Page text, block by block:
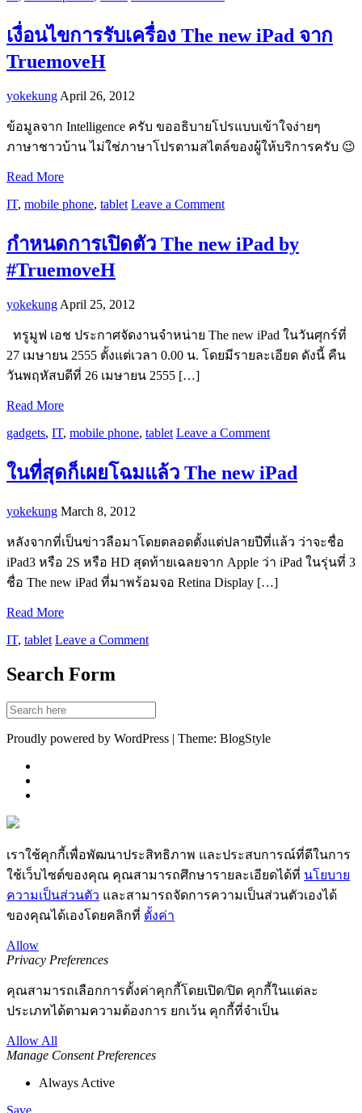
เงื่อนไขการรับเครื่อง The new iPad จาก
TruemoveH
yokekung April 26, 2012
ข้อมูลจาก Intelligence ครับ ขออธิบายโปรแบบเข้าใจง่ายๆ
ภาษาชาวบ้าน ไม่ใช่ภาษาโปรตามสไตล์ของผู้ให้บริการครับ 😉
Read More
IT, mobile phone, tablet Leave a Comment
กำหนดการเปิดตัว The new iPad by
#TruemoveH
yokekung April 25, 2012
ทรูมูฟ เอช ประกาศจัดงานจำหน่าย The new iPad ในวันศุกร์ที่
27 เมษายน 2555 ตั้งแต่เวลา 0.00 น. โดยมีรายละเอียด ดังนี้ คืน
วันพฤหัสบดีที่ 26 เมษายน 2555 […]
Read More
gadgets, IT, mobile phone, tablet Leave a Comment
ในที่สุดก็เผยโฉมแล้ว The new iPad
yokekung March 8, 2012
หลังจากที่เป็นข่าวลือมาโดยตลอดตั้งแต่ปลายปีที่แล้ว ว่าจะชื่อ
iPad3 หรือ 2S หรือ HD สุดท้ายเฉลยจาก Apple ว่า iPad ในรุ่นที่ 3
ชื่อ The new iPad ที่มาพร้อมจอ Retina Display […]
Read More
IT, tablet Leave a Comment
Search Form
Proudly powered by WordPress | Theme: BlogStyle
เราใช้คุกกี้เพื่อพัฒนาประสิทธิภาพ และประสบการณ์ที่ดีในการ
ใช้เว็บไซต์ของคุณ คุณสามารถศึกษารายละเอียดได้ที่ นโยบาย
ความเป็นส่วนตัว และสามารถจัดการความเป็นส่วนตัวเองได้
ของคุณได้เองโดยคลิกที่ ตั้งค่า
Allow
Privacy Preferences
คุณสามารถเลือกการตั้งค่าคุกกี้โดยเปิด/ปิด คุกกี้ในแต่ละ
ประเภทได้ตามความต้องการ ยกเว้น คุกกี้ที่จำเป็น
Allow All
Manage Consent Preferences
Always Active
Save